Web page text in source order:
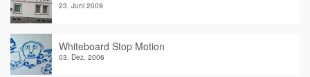
23. Juni 2009
Whiteboard Stop Motion
03. Dez. 2006